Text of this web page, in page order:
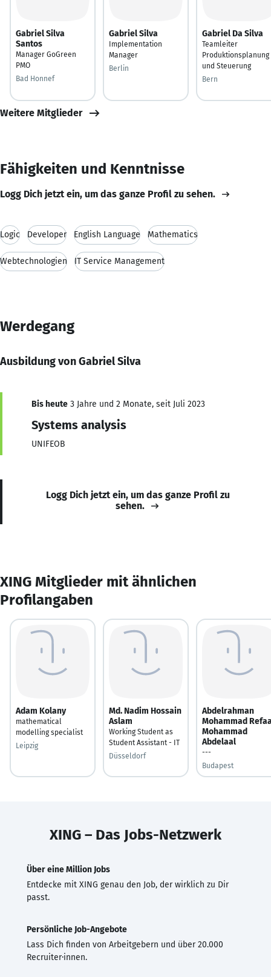
Gabriel Silva
Santos
Manager GoGreen
PMO
Bad Honnef
Gabriel Silva
Implementation
Manager
Berlin
Gabriel Da Silva
Teamleiter
Produktionsplanung
und Steuerung
Bern
Weitere Mitglieder
Fähigkeiten und Kenntnisse
Logg Dich jetzt ein, um das ganze Profil zu sehen.
Logic Developer English Language Mathematics
Webtechnologien IT Service Management
Werdegang
Ausbildung von Gabriel Silva
Bis heute 3 Jahre und 2 Monate, seit Juli 2023
Systems analysis
UNIFEOB
Logg Dich jetzt ein, um das ganze Profil zu
sehen.
XING Mitglieder mit ähnlichen
Profilangaben
Adam Kolany
mathematical
modelling specialist
Leipzig
Md. Nadim Hossain
Aslam
Working Student as
Student Assistant - IT
Düsseldorf
Abdelrahman
Mohammad
Mohammad
Abdelaal
---
Budapest
XING – Das Jobs-Netzwerk
Über eine Million Jobs
Entdecke mit XING genau den Job, der wirklich zu Dir
passt.
Persönliche Job-Angebote
Lass Dich finden von Arbeitgebern und über 20.000
Recruiter·innen.